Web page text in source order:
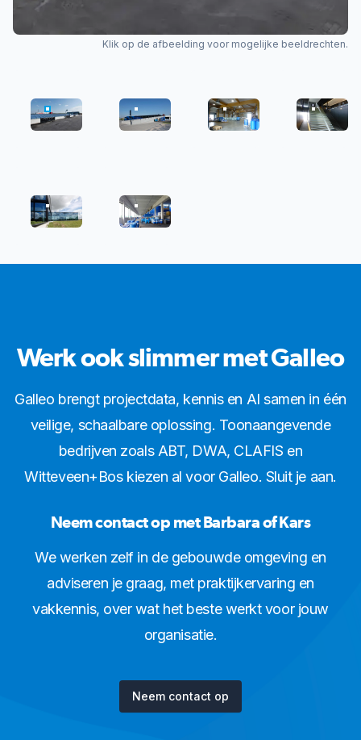
APELDOORN2 APELDOORN3 APELDOORN6
APELDOORN1 APELDOORN4
Klik op de afbeelding voor mogelijke beeldrechten.
Werk ook slimmer met Galleo
Galleo brengt projectdata, kennis en AI samen in één
veilige, schaalbare oplossing. Toonaangevende
bedrijven zoals ABT, DWA, CLAFIS en
Witteveen+Bos kiezen al voor Galleo. Sluit je aan.
Neem contact op met Barbara of Kars
We werken zelf in de gebouwde omgeving en
adviseren je graag, met praktijkervaring en
vakkennis, over wat het beste werkt voor jouw
organisatie.
Neem contact op